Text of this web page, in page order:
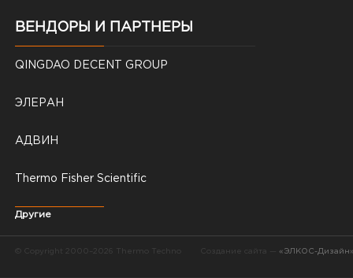
ВЕНДОРЫ И ПАРТНЕРЫ
QINGDAO DECENT GROUP
ЭЛЕРАН
АДВИН
Thermo Fisher Scientific
Другие
© Copyright 2000–2026 Thermo Techno Создание сайта — «ЭЛКОС-